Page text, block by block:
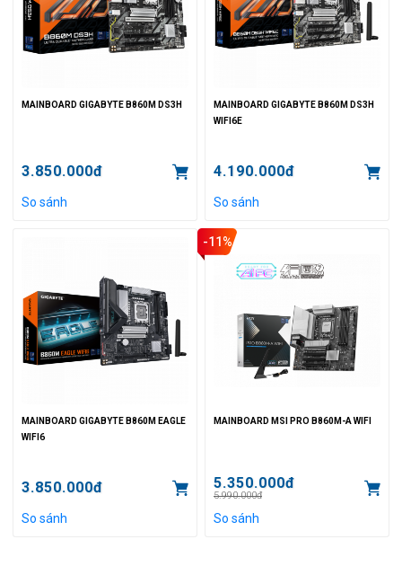
MAINBOARD GIGABYTE B860M DS3H
3.850.000đ
So sánh
MAINBOARD GIGABYTE B860M DS3H
WIFI6E
4.190.000đ
So sánh
MAINBOARD GIGABYTE B860M EAGLE
WIFI6
3.850.000đ
So sánh
-11%
MAINBOARD MSI PRO B860M-A WIFI
5.350.000đ
5.990.000đ
So sánh